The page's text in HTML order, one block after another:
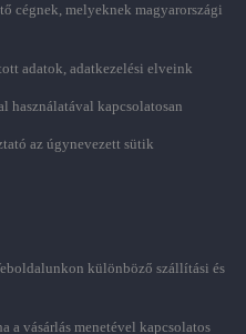
cégnek, melyeknek magyarországi
adatok, adatkezelési elveink
használatával kapcsolatosan
az úgynevezett sütik
különböző szállítási és
a vásárlás menetével kapcsolatos